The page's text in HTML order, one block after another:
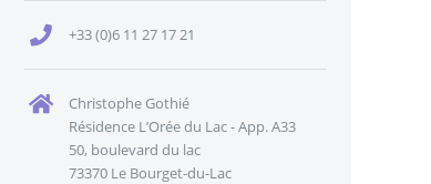
+33 (0)6 11 27 17 21
Christophe Gothié
Résidence L’Orée du Lac - App. A33
50, boulevard du lac
73370 Le Bourget-du-Lac